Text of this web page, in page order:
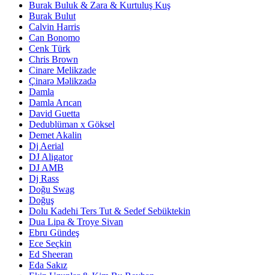
Burak Buluk & Zara & Kurtuluş Kuş
Burak Bulut
Calvin Harris
Can Bonomo
Cenk Türk
Chris Brown
Cinare Melikzade
Çinarə Məlikzadə
Damla
Damla Arıcan
David Guetta
Dedublüman x Göksel
Demet Akalin
Dj Aerial
DJ Aligator
DJ AMB
Dj Rass
Doğu Swag
Doğuş
Dolu Kadehi Ters Tut & Sedef Sebüktekin
Dua Lipa & Troye Sivan
Ebru Gündeş
Ece Seçkin
Ed Sheeran
Eda Sakız